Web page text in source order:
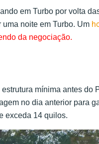
em Turbo por volta
noite em Turbo. Um
da negociação.
mínima antes do
no dia anterior para
exceda 14 quilos.